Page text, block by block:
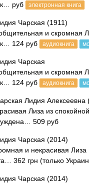
руб
электронная книга
Чарская (1911)
и скромная
124 руб
аудиокнига
Чарская
и скромная
124 руб
аудиокнига
Лидия Алексеевна
Лиза из
509 руб
Чарская (2014)
и некрасивая
362 грн (только
Чарская (2014)